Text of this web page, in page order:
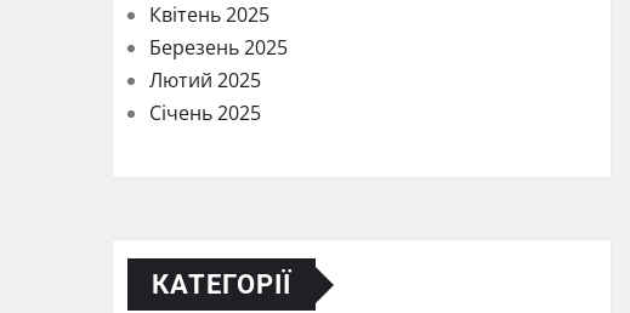
Квітень 2025
Березень 2025
Лютий 2025
Січень 2025
КАТЕГОРІЇ